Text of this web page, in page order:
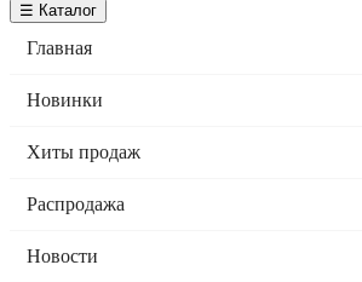
☰ Каталог
Главная
Новинки
Хиты продаж
Распродажа
Новости